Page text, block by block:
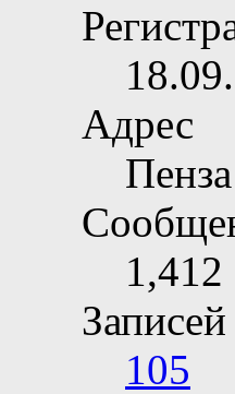
Адрес
Пенза
1,412
105